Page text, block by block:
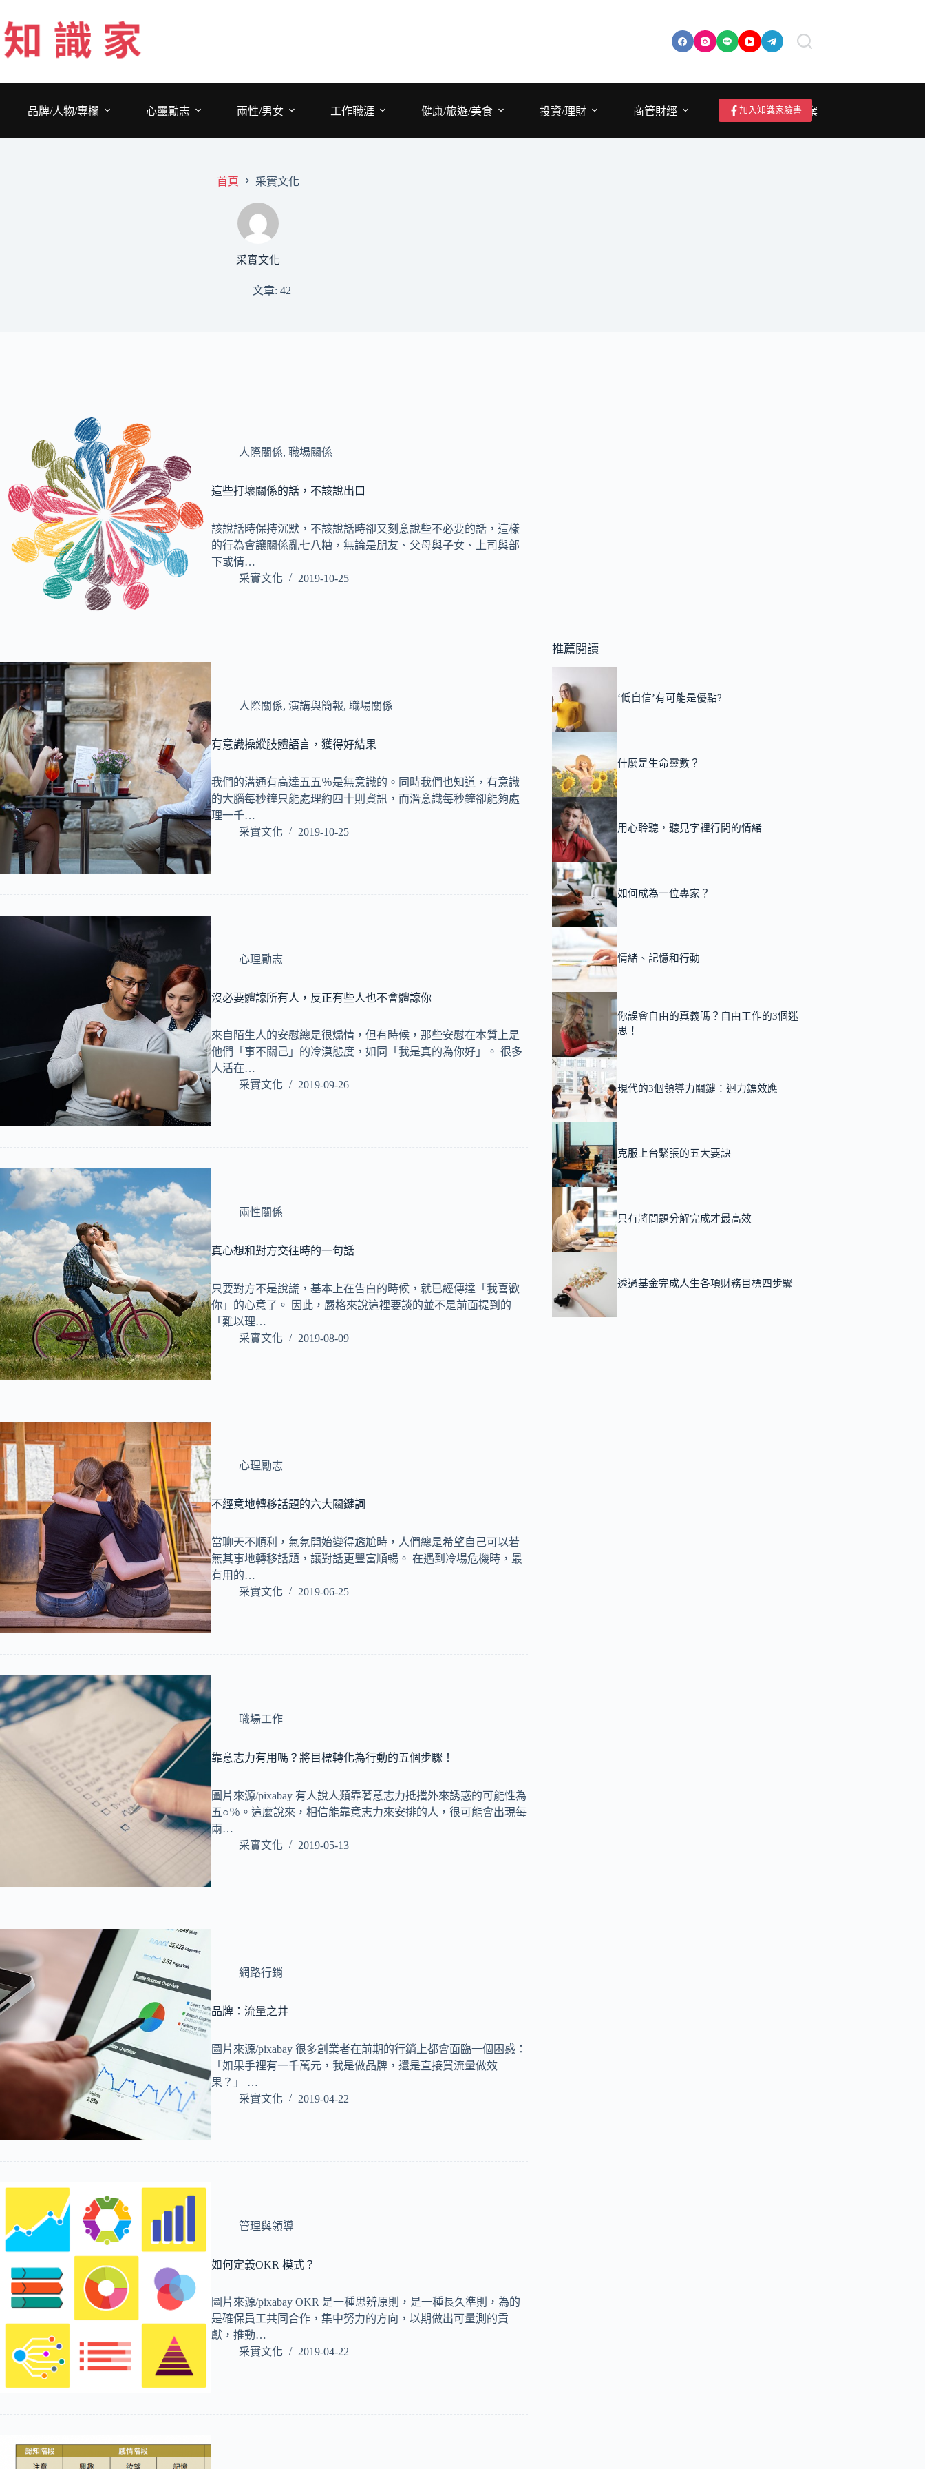
至
主
要
品牌/人物/專欄
心靈勵志 兩性/男女 工作職涯 健康/旅遊/美食 投資/理財 商管財經 成為作者/投稿/提案
加入知識家臉書
首頁 采實文化
采實文化
文章: 42
人際關係, 職場關係
這些打壞關係的話，不該說出口
該說話時保持沉默，不該說話時卻又刻意說些不必要的話，這樣
的行為會讓關係亂七八糟，無論是朋友、父母與子女、上司與部
下或情…
采實文化
2019-10-25
人際關係, 演講與簡報, 職場關係
有意識操縱肢體語言，獲得好結果
我們的溝通有高達五五％是無意識的。同時我們也知道，有意識
的大腦每秒鐘只能處理約四十則資訊，而潛意識每秒鐘卻能夠處
理一千…
采實文化
2019-10-25
心理勵志
沒必要體諒所有人，反正有些人也不會體諒你
來自陌生人的安慰總是很煽情，但有時候，那些安慰在本質上是
他們「事不關己」的冷漠態度，如同「我是真的為你好」。 很多
人活在…
采實文化
2019-09-26
兩性關係
真心想和對方交往時的一句話
只要對方不是說謊，基本上在告白的時候，就已經傳達「我喜歡
你」的心意了。 因此，嚴格來說這裡要談的並不是前面提到的
「難以理…
采實文化
2019-08-09
心理勵志
不經意地轉移話題的六大關鍵詞
當聊天不順利，氣氛開始變得尷尬時，人們總是希望自己可以若
無其事地轉移話題，讓對話更豐富順暢。 在遇到冷場危機時，最
有用的…
采實文化
2019-06-25
職場工作
靠意志力有用嗎？將目標轉化為行動的五個步驟！
圖片來源/pixabay 有人說人類靠著意志力抵擋外來誘惑的可能性為
五○％。這麼說來，相信能靠意志力來安排的人，很可能會出現每
兩…
采實文化
2019-05-13
網路行銷
品牌：流量之井
圖片來源/pixabay 很多創業者在前期的行銷上都會面臨一個困惑：
「如果手裡有一千萬元，我是做品牌，還是直接買流量做效
果？」 …
采實文化
2019-04-22
管理與領導
如何定義OKR 模式？
圖片來源/pixabay OKR 是一種思辨原則，是一種長久準則，為的
是確保員工共同合作，集中努力的方向，以期做出可量測的貢
獻，推動…
采實文化
2019-04-22
推薦閱讀
‘低自信’有可能是優點?
什麼是生命靈數？
用心聆聽，聽見字裡行間的情緒
如何成為一位專家？
情緒、記憶和行動
你誤會自由的真義嗎？自由工作的3個迷
思！
現代的3個領導力關鍵：迴力鏢效應
克服上台緊張的五大要訣
只有將問題分解完成才最高效
透過基金完成人生各項財務目標四步驟